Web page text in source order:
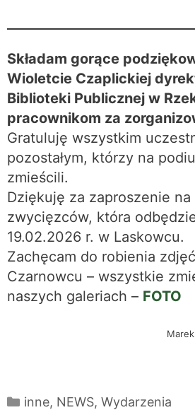
Składam gorące
Wioletcie Czaplickiej
Biblioteki Publicznej w
pracownikom za
Gratuluję wszystkim
pozostałym, którzy na
zmieścili.
Dziękuję za zaproszenie
zwycięzców, która
19.02.2026 r. w Laskowcu.
Zachęcam do robienia
Czarnowcu – wszystkie
naszych galeriach – FOTO
Kategorie
inne, NEWS, Wydarzenia